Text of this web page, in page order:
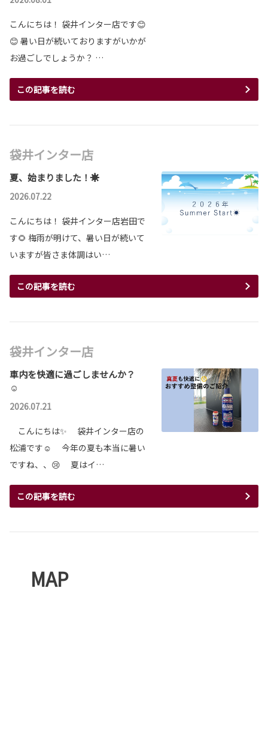
こんにちは！ 袋井インター店です😊
😊 暑い日が続いておりますがいかが
お過ごしでしょうか？ …
この記事を読む
袋井インター店
夏、始まりました！☀️
2026.07.22
こんにちは！ 袋井インター店岩田で
す🌻 梅雨が明けて、暑い日が続いて
いますが皆さま体調はい…
この記事を読む
袋井インター店
車内を快適に過ごしませんか？
☺
2026.07.21
こんにちは✨ 袋井インター店の
松浦です☺ 今年の夏も本当に暑い
ですね、、😢 夏はイ…
この記事を読む
MAP